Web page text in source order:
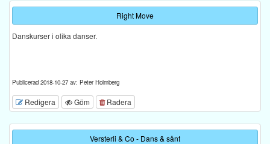
Right Move
Danskurser i olika danser.
Publicerad 2018-10-27 av: Peter Holmberg
Redigera Göm Radera
Versterli & Co - Dans & sånt